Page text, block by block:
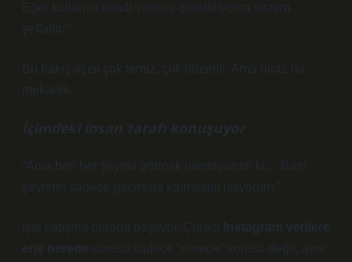
Eğer kullanıcı kendi verisini görebiliyorsa sistem
şeffaftır.”
Bu bakış açısı çok temiz, çok düzenli. Ama biraz da
mekanik.
İçimdeki insan tarafı konuşuyor
“Ama ben her şeyimi görmek istemiyorum ki… Bazı
şeylerin sadece geçmişte kalmasını istiyorum.”
İşte çatışma burada başlıyor. Çünkü
Instagram verilere
eriş nerede sorusu sadece “nerede” sorusu değil, aynı